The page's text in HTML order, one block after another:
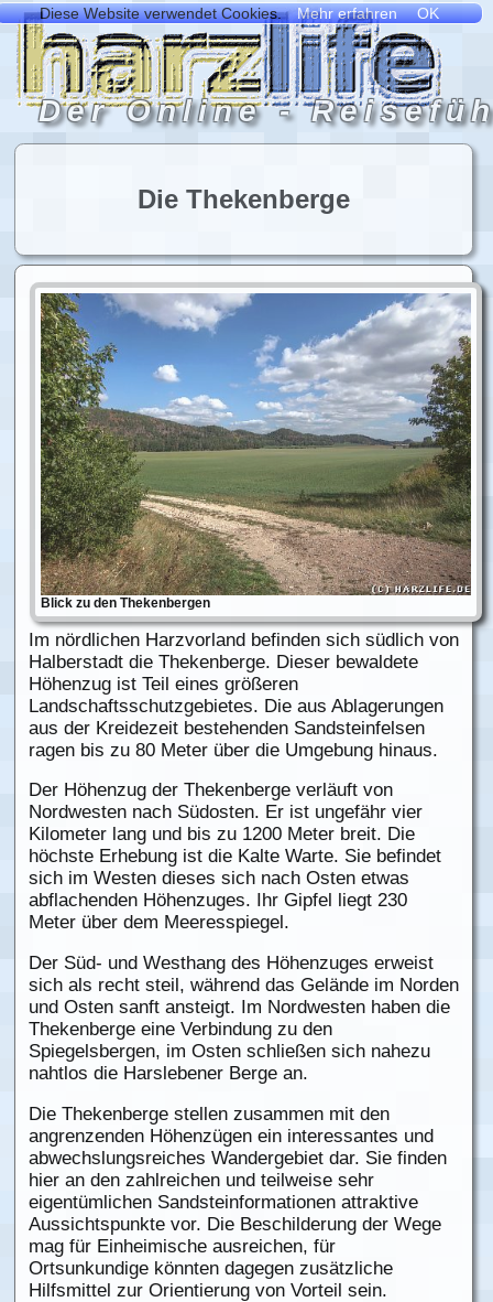
Die Thekenberge
Blick zu den Thekenbergen
Im nördlichen Harzvorland befinden sich südlich von
Halberstadt die Thekenberge. Dieser bewaldete
Höhenzug ist Teil eines größeren
Landschaftsschutzgebietes. Die aus Ablagerungen
aus der Kreidezeit bestehenden Sandsteinfelsen
ragen bis zu 80 Meter über die Umgebung hinaus.
Der Höhenzug der Thekenberge verläuft von
Nordwesten nach Südosten. Er ist ungefähr vier
Kilometer lang und bis zu 1200 Meter breit. Die
höchste Erhebung ist die Kalte Warte. Sie befindet
sich im Westen dieses sich nach Osten etwas
abflachenden Höhenzuges. Ihr Gipfel liegt 230
Meter über dem Meeresspiegel.
Der Süd- und Westhang des Höhenzuges erweist
sich als recht steil, während das Gelände im Norden
und Osten sanft ansteigt. Im Nordwesten haben die
Thekenberge eine Verbindung zu den
Spiegelsbergen, im Osten schließen sich nahezu
nahtlos die Harslebener Berge an.
Die Thekenberge stellen zusammen mit den
angrenzenden Höhenzügen ein interessantes und
abwechslungsreiches Wandergebiet dar. Sie finden
hier an den zahlreichen und teilweise sehr
eigentümlichen Sandsteinformationen attraktive
Aussichtspunkte vor. Die Beschilderung der Wege
mag für Einheimische ausreichen, für
Ortsunkundige könnten dagegen zusätzliche
Hilfsmittel zur Orientierung von Vorteil sein.